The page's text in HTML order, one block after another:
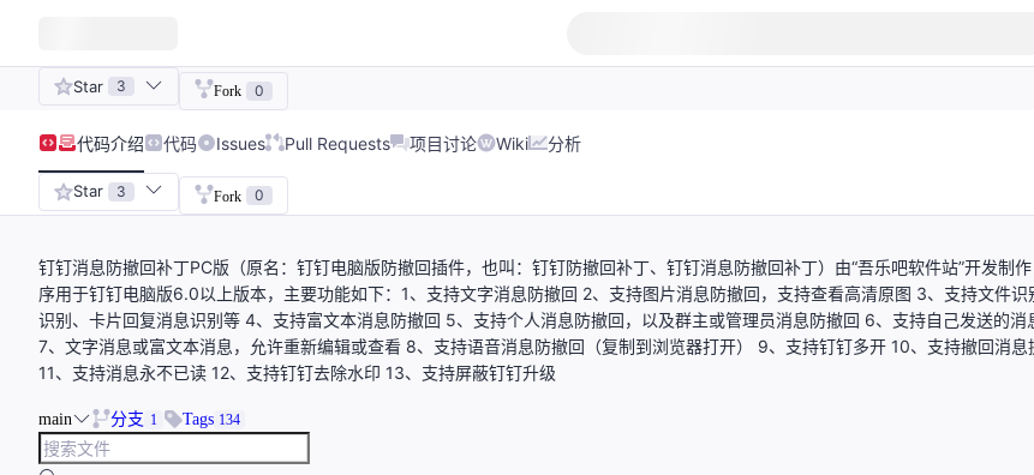
Star 3 Fork 0
代码介绍 代码 Issues Pull Requests 项目讨论 Wiki 分析
Star 3 Fork 0
钉钉消息防撤回补丁PC版（原名：钉钉电脑版防撤回插件，也叫：钉钉防撤回补丁、钉钉消息防撤回补丁）由“吾乐吧软件站”开发制
序用于钉钉电脑版6.0以上版本，主要功能如下：1、支持文字消息防撤回 2、支持图片消息防撤回，支持查看高清原图 3、支持文件识
识别、卡片回复消息识别等 4、支持富文本消息防撤回 5、支持个人消息防撤回，以及群主或管理员消息防撤回 6、支持自己发送的消
7、文字消息或富文本消息，允许重新编辑或查看 8、支持语音消息防撤回（复制到浏览器打开） 9、支持钉钉多开 10、支持撤回消息
11、支持消息永不已读 12、支持钉钉去除水印 13、支持屏蔽钉钉升级
main 分支 1 Tags 134